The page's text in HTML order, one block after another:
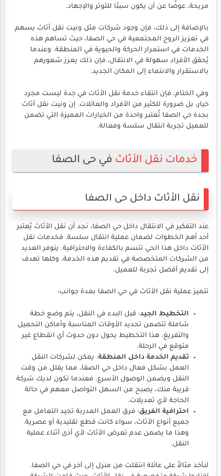
مريحة، عوضًا عن أن يكون سببًا للتوتر والإجهاد.
بالإضافة إلى ذلك، فإن وجود شركات مثل ونيت نقل أثاث يسهم
في تعزيز الروح المجتمعية في حي الصفا، حيث تساهم هذه
الخدمات في استمرار الحركة والحيوية في المنطقة. وعندما
يُحقق الأفراد سهولة في الانتقال، فإن ذلك يعزز شعورهم
بالاستقرار والانتماء إلى المكان الجديد.
وفي الختام، فإن انتقاء خدمة نقل الأثاث في جدة ليست مجرد
خيار، بل ضرورة للكثير من الأفراد والعائلات. إن ونيت نقل أثاث
بجدة حي الصفا تُعتبر واحدة من الخيارات المميزة التي تضمن
للعميل تجربة انتقال سلسة وفعالة.
خدمات نقل الأثاث في حى الصفا
نقل الأثاث داخل حى الصفا
عند التفكير في الانتقال داخل حي الصفا، نجد أن نقل الأثاث يُعتبر
أحد أهم الخطوات لضمان عملية انتقال سلسة. فخدمات نقل
الأثاث داخل هذا الحي تتسم بالكفاءة والاحترافية. يتوفر العديد
من الشركات المتخصصة في تقديم هذه الخدمة، وكلها تهدف
إلى تقديم أفضل تجربة للعميل.
تتميز عملية نقل الأثاث في حي الصفا بعدة جوانب:
التخطيط الجيد: قبل البدء في النقل، يتم وضع خطة
شاملة تتضمن تحديد الأوقات المناسبة وأماكن التحميل
والتفريغ. هذا التخطيط يحول دون حدوث أي انقطاع غير
متوقع في الرحلة.
تقديم الخدمة داخل المنطقة: يمكن لشركات النقل
العمل بشكل فعال داخل حي الصفا، مما يقلل من وقت
النقل ويضمن الوصول الأسرع. فعندما تكون لديك شركة
قريبة منك، يصبح من السهل التواصل معهم في حالة
الحاجة لأي تعديلات.
احترافية الفريق: فرق العمل المدربة تجيد التعامل مع
جميع أنواع الأثاث، سواء كانت قطع تقليدية أو عصرية.
وهذا ما يضمن عدم تعرض الأثاث لأي أذى أثناء عملية
النقل.
لنأخذ مثالاً على عائلة انتقلت من منزل إلى آخر في حي الصفا.